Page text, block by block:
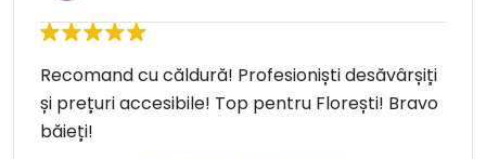
Recomand cu căldură! Profesioniști desăvârșiți
și prețuri accesibile! Top pentru Florești! Bravo
băieți!